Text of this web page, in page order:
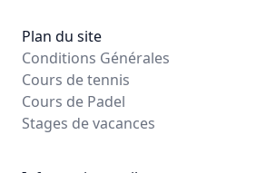
Plan du site
Conditions Générales
Cours de tennis
Cours de Padel
Stages de vacances